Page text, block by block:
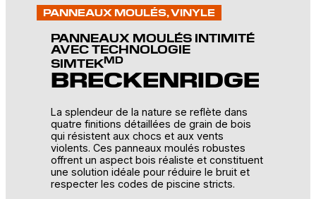
PANNEAUX MOULÉS, VINYLE
PANNEAUX MOULÉS INTIMITÉ
AVEC TECHNOLOGIE
SIMTEKMD
BRECKENRIDGE
La splendeur de la nature se reflète dans
quatre finitions détaillées de grain de bois
qui résistent aux chocs et aux vents
violents. Ces panneaux moulés robustes
offrent un aspect bois réaliste et constituent
une solution idéale pour réduire le bruit et
respecter les codes de piscine stricts.